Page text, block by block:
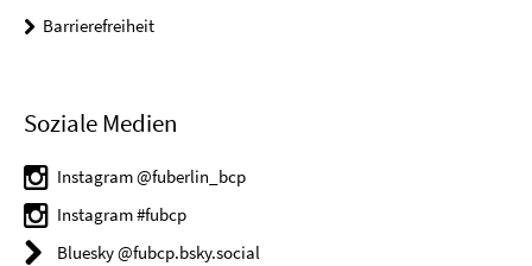
Barrierefreiheit
Soziale Medien
Instagram @fuberlin_bcp
Instagram #fubcp
Bluesky @fubcp.bsky.social